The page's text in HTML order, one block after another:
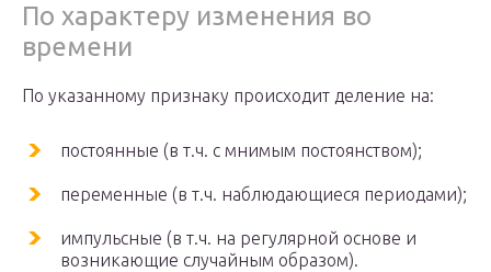
По характеру изменения во
времени
По указанному признаку происходит деление на:
постоянные (в т.ч. с мнимым постоянством);
переменные (в т.ч. наблюдающиеся периодами);
импульсные (в т.ч. на регулярной основе и
возникающие случайным образом).